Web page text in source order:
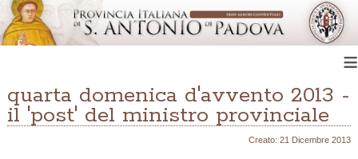
≡
quarta domenica d'avvento 2013 -
il 'post' del ministro provinciale
Creato: 21 Dicembre 2013